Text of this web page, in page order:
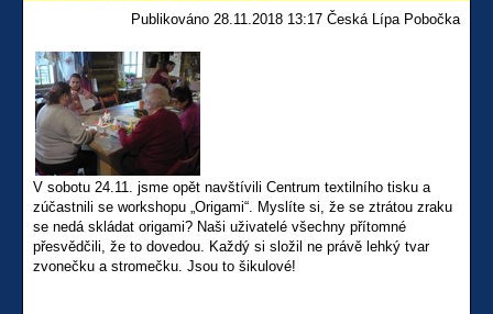
Publikováno 28.11.2018 13:17 Česká Lípa Pobočka
V sobotu 24.11. jsme opět navštívili Centrum textilního tisku a
zúčastnili se workshopu „Origami“. Myslíte si, že se ztrátou zraku
se nedá skládat origami? Naši uživatelé všechny přítomné
přesvědčili, že to dovedou. Každý si složil ne právě lehký tvar
zvonečku a stromečku. Jsou to šikulové!